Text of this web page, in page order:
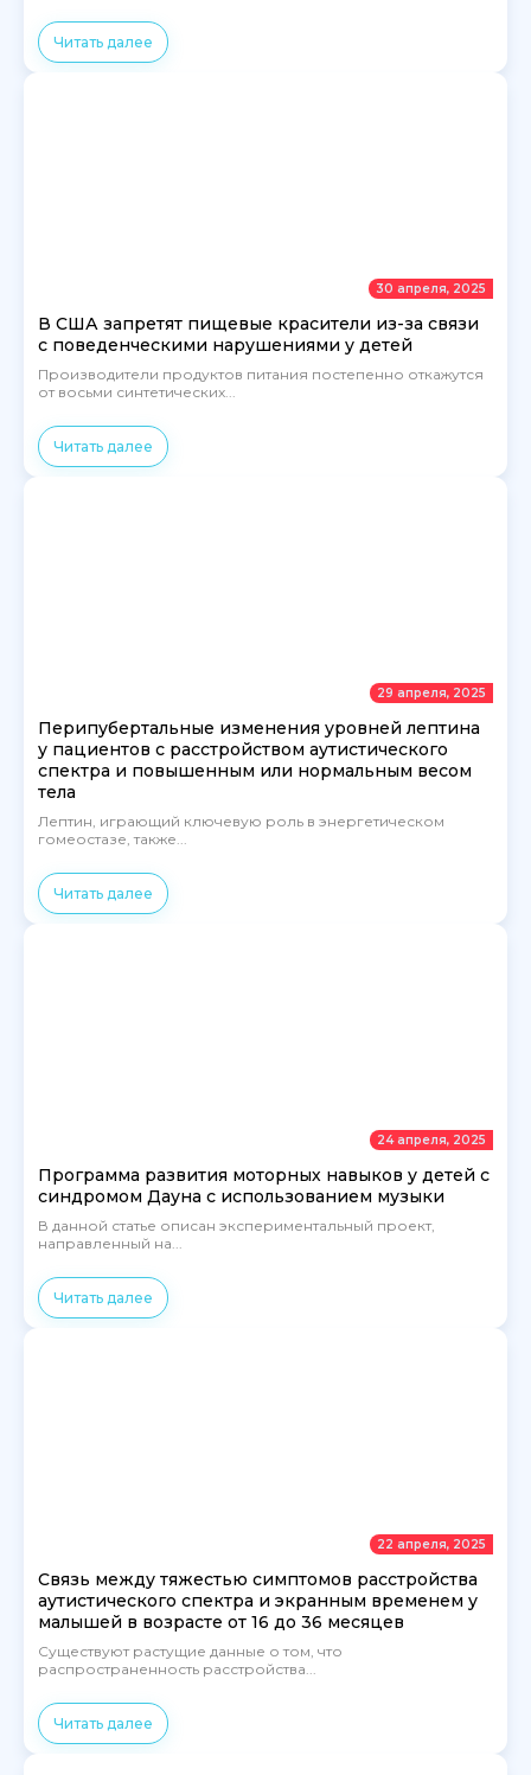
Читать далее
30 апреля, 2025
В США запретят пищевые красители из-за связи
с поведенческими нарушениями у детей
Производители продуктов питания постепенно откажутся
от восьми синтетических...
Читать далее
29 апреля, 2025
Перипубертальные изменения уровней лептина
у пациентов с расстройством аутистического
спектра и повышенным или нормальным весом
тела
Лептин, играющий ключевую роль в энергетическом
гомеостазе, также...
Читать далее
24 апреля, 2025
Программа развития моторных навыков у детей с
синдромом Дауна с использованием музыки
В данной статье описан экспериментальный проект,
направленный на...
Читать далее
22 апреля, 2025
Связь между тяжестью симптомов расстройства
аутистического спектра и экранным временем у
малышей в возрасте от 16 до 36 месяцев
Существуют растущие данные о том, что
распространенность расстройства...
Читать далее